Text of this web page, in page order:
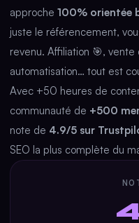
approche 100% orientée
juste le référencement,
revenu. Affiliation 🎯,
automatisation… tout est
Avec +50 heures de
communauté de +500
note de 4.9/5 sur
SEO la plus complète du